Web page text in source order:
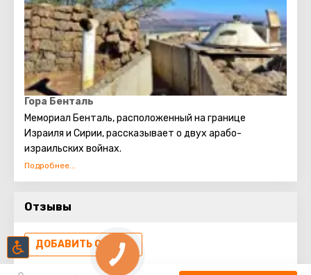
много исторических достопримечательностей,
национальных парков, заповедников и памятников.
Посетить эти места будет интересно и детям, и
взрослым.
Гора Бенталь
Мемориал Бенталь, расположенный на границе
Израиля и Сирии, рассказывает о двух арабо-
израильских войнах.
Вся равнина восточнее горы Бенталь с 1967 г. является
Отзывы
ДОБАВИТЬ ОТЗЫВ